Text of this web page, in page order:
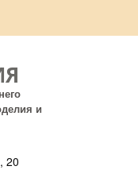
и
20